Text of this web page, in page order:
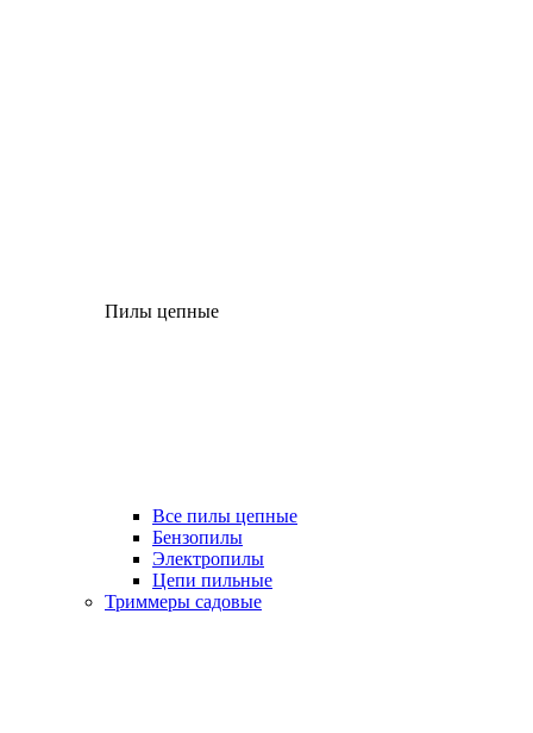
Пилы цепные
Все пилы цепные
Бензопилы
Электропилы
Цепи пильные
Триммеры садовые